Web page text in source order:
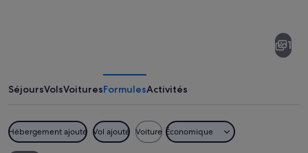
Taggia
1
SéjoursVolsVoituresFormulesActivités
Hébergement ajouté Vol ajouté Voiture Économique